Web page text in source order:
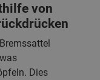
von
Dies